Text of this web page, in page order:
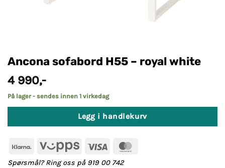
Ancona sofabord H55 – royal white
4 990,-
På lager - sendes innen 1 virkedag
Legg i handlekurv
Klarna Vipps Visa
Spørsmål? Ring oss på 919 00 742